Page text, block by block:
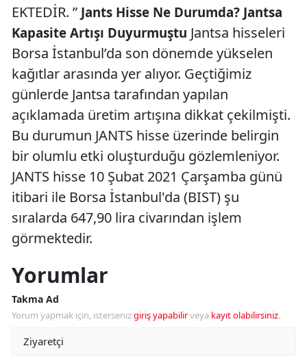
EKTEDİR. ” Jants Hisse Ne Durumda? Jantsa
Kapasite Artışı Duyurmuştu Jantsa hisseleri
Borsa İstanbul’da son dönemde yükselen
kağıtlar arasında yer alıyor. Geçtiğimiz
günlerde Jantsa tarafından yapılan
açıklamada üretim artışına dikkat çekilmişti.
Bu durumun JANTS hisse üzerinde belirgin
bir olumlu etki oluşturduğu gözlemleniyor.
JANTS hisse 10 Şubat 2021 Çarşamba günü
itibari ile Borsa İstanbul'da (BIST) şu
sıralarda 647,90 lira civarından işlem
görmektedir.
Yorumlar
Takma Ad
Yorum yapmak için, istersenizgiriş yapabilirveya kayıt olabilirsiniz.